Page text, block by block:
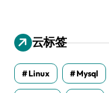
云标签
Linux Mysql